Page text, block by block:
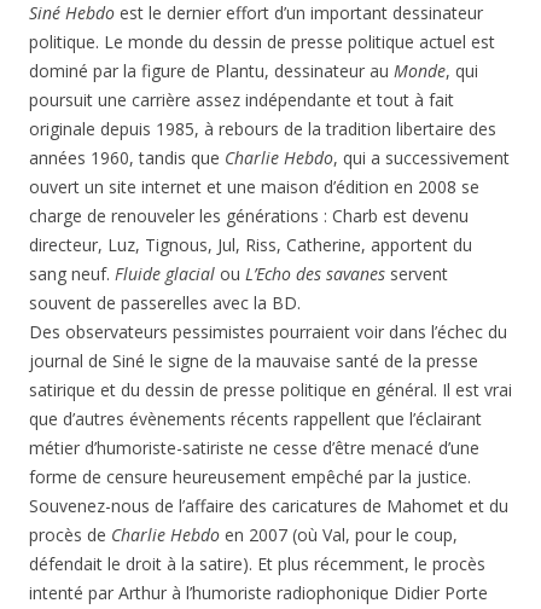
Siné Hebdo est le dernier effort d’un important dessinateur
politique. Le monde du dessin de presse politique actuel est
dominé par la figure de Plantu, dessinateur au Monde, qui
poursuit une carrière assez indépendante et tout à fait
originale depuis 1985, à rebours de la tradition libertaire des
années 1960, tandis que Charlie Hebdo, qui a successivement
ouvert un site internet et une maison d’édition en 2008 se
charge de renouveler les générations : Charb est devenu
directeur, Luz, Tignous, Jul, Riss, Catherine, apportent du
sang neuf. Fluide glacial ou L’Echo des savanes servent
souvent de passerelles avec la BD.
Des observateurs pessimistes pourraient voir dans l’échec du
journal de Siné le signe de la mauvaise santé de la presse
satirique et du dessin de presse politique en général. Il est vrai
que d’autres évènements récents rappellent que l’éclairant
métier d’humoriste-satiriste ne cesse d’être menacé d’une
forme de censure heureusement empêché par la justice.
Souvenez-nous de l’affaire des caricatures de Mahomet et du
procès de Charlie Hebdo en 2007 (où Val, pour le coup,
défendait le droit à la satire). Et plus récemment, le procès
intenté par Arthur à l’humoriste radiophonique Didier Porte